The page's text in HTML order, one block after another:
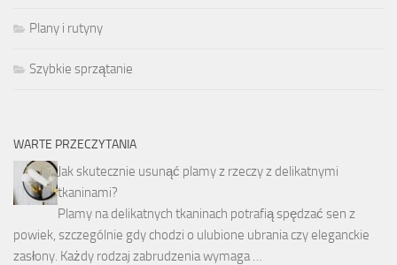
Plany i rutyny
Szybkie sprzątanie
WARTE PRZECZYTANIA
Jak skutecznie usunąć plamy z rzeczy z delikatnymi
tkaninami?
Plamy na delikatnych tkaninach potrafią spędzać sen z
powiek, szczególnie gdy chodzi o ulubione ubrania czy eleganckie
zasłony. Każdy rodzaj zabrudzenia wymaga …